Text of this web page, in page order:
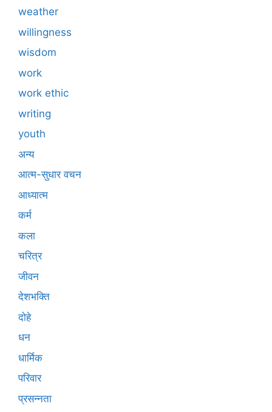
weather
willingness
wisdom
work
work ethic
writing
youth
अन्य
आत्म-सुधार वचन
आध्यात्म
कर्म
कला
चरित्र
जीवन
देशभक्ति
दोहे
धन
धार्मिक
परिवार
प्रसन्नता